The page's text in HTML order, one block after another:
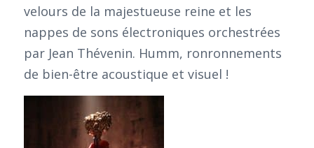
velours de la majestueuse reine et les
nappes de sons électroniques orchestrées
par Jean Thévenin. Humm, ronronnements
de bien-être acoustique et visuel !